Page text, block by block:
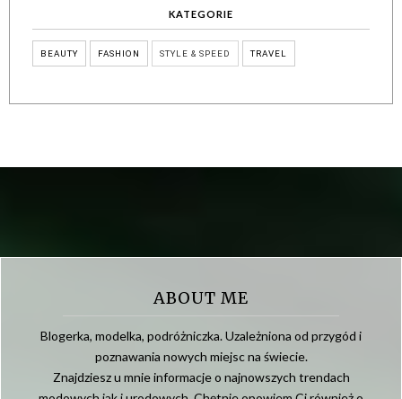
KATEGORIE
BEAUTY FASHION STYLE & SPEED TRAVEL
ABOUT ME
Blogerka, modelka, podróżniczka. Uzależniona od przygód i
poznawania nowych miejsc na świecie.
Znajdziesz u mnie informacje o najnowszych trendach